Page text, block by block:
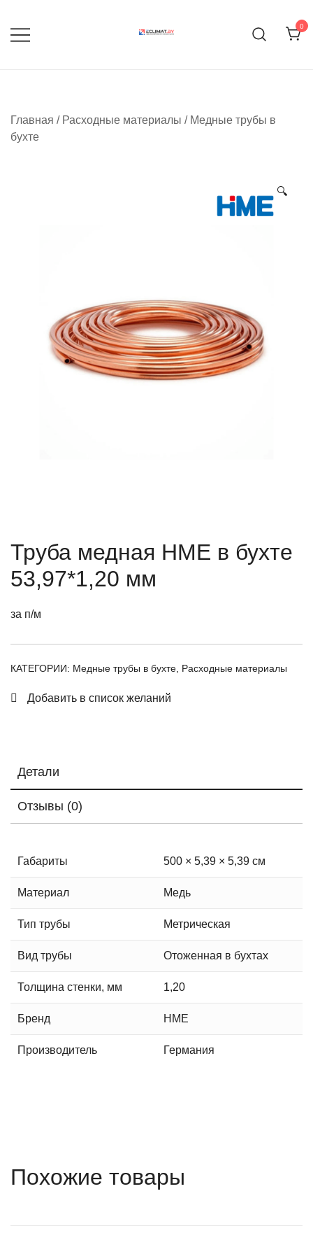
содержимому
0
Главная / Расходные материалы / Медные трубы в
бухте
🔍
Труба медная HME в бухте
53,97*1,20 мм
за п/м
КАТЕГОРИИ: Медные трубы в бухте Расходные материалы
Добавить в список желаний
Детали
Отзывы (0)
Габариты 500 × 5,39 × 5,39 см
Материал Медь
Тип трубы Метрическая
Вид трубы Отоженная в бухтах
Толщина стенки, мм 1,20
Бренд HME
Производитель Германия
Похожие товары